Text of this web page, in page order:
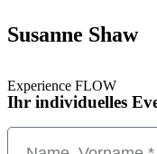
Susanne Shaw
Experience FLOW
Ihr individuelles